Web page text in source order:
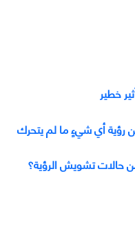
خطير
رؤية أي شيءٍ ما لم يتحرك
حالات تشويش الرؤية؟